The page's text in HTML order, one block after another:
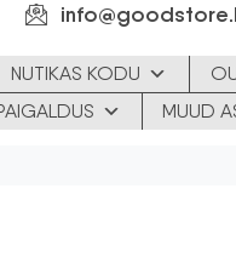
NUTIKAS KODU
MUUD